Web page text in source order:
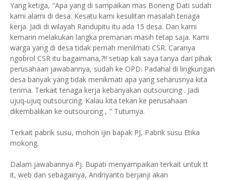
Yang ketiga, "Apa yang di sampaikan mas Boneng Dati sudah
kami alami di desa. Kesatu kami kesulitan masalah tenaga
kerja. Jadi di wilayah Randupitu itu ada 15 desa. Dan kami
kemarin melakukan langka premanan masih tetap saja. Kami
warga yang di desa tidak pernah menilmati CSR. Caranya
ngobrol CSR itu bagaimana,?!! setiap kali saya tanya dari pihak
perusahaan jawabannya, sudah ke OPD. Padahal di lingkungan
desa banyak yang tidak menikmati apa yang seharusnya kita
terima. Terkait tenaga kerja kebanyakan outsourcing . Jadi
ujuq-ujuq outsourcing. Kalau kita tekan ke perusahaan
dikembalikan ke outsourcing , " Tuturnya.
Terkait pabrik susu, mohon ijin bapak PJ, Pabrik susu Etika
mokong.
Dalam jawabannya Pj. Bupati menyampaikan terkait untuk tt
it, web dan sebagainya, Andriyanto berjanji akan